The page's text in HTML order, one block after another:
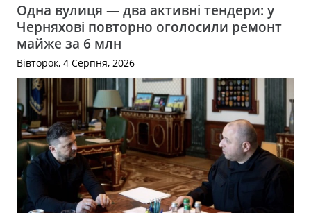
Одна вулиця — два активні тендери: у
Черняхові повторно оголосили ремонт
майже за 6 млн
Вівторок, 4 Серпня, 2026